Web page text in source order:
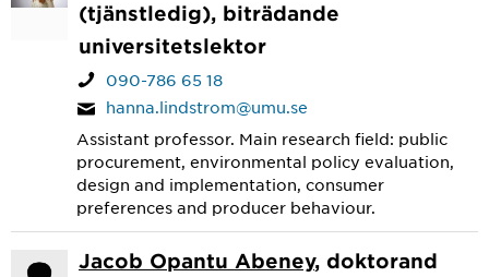
(tjänstledig), biträdande
universitetslektor
090-786 65 18
hanna.lindstrom@umu.se
Assistant professor. Main research field: public
procurement, environmental policy evaluation,
design and implementation, consumer
preferences and producer behaviour.
Jacob Opantu Abeney, doktorand